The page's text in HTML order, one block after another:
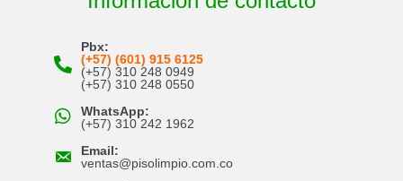
Pbx:
(+57) (601) 915 6125
(+57) 310 248 0949
(+57) 310 248 0550
WhatsApp:
(+57) 310 242 1962
Email:
ventas@pisolimpio.com.co